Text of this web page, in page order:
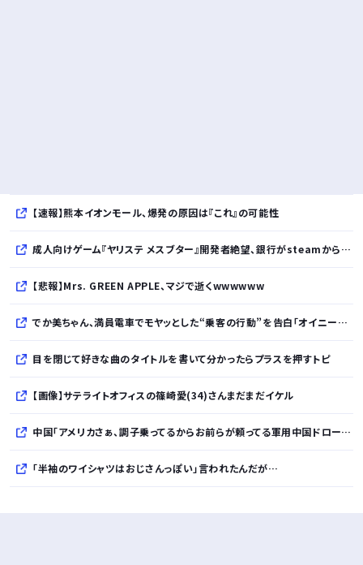
【速報】熊本イオンモール、爆発の原因は『これ』の可能性
成人向けゲーム『ヤリステ メスブター』開発者絶望、銀行がsteamからの入金を拒否→金が入ってなくても売上金額分の納税義務あり
【悲報】Mrs. GREEN APPLE、マジで逝くwwwwww
でか美ちゃん、満員電車でモヤッとした“乗客の行動”を告白「オイニーがつらくて…」
目を閉じて好きな曲のタイトルを書いて分かったらプラスを押すトピ
【画像】サテライトオフィスの篠崎愛(34)さんまだまだイケル
中国「アメリカさぁ、調子乗ってるからお前らが頼ってる軍用中国ドローン輸出禁止するわw」
「半袖のワイシャツはおじさんっぽい」言われたんだが…